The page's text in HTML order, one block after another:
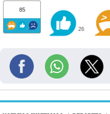
85
26